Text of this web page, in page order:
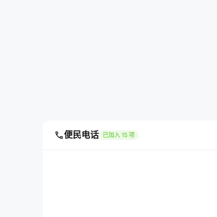
call便民电话 已加入 15 项